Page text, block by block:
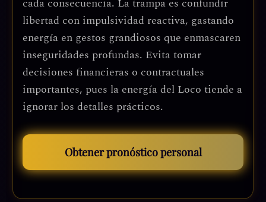
cada consecuencia. La trampa es confundir
libertad con impulsividad reactiva, gastando
energía en gestos grandiosos que enmascaren
inseguridades profundas. Evita tomar
decisiones financieras o contractuales
importantes, pues la energía del Loco tiende a
ignorar los detalles prácticos.
Obtener pronóstico personal